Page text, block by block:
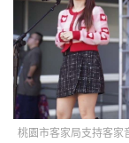
桃園市客家局支持客家